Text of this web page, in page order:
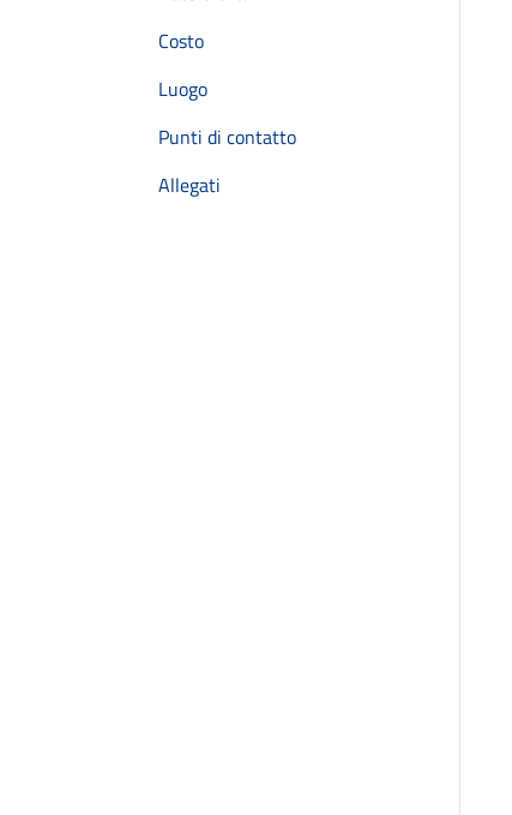
Costo
Luogo
Punti di contatto
Allegati